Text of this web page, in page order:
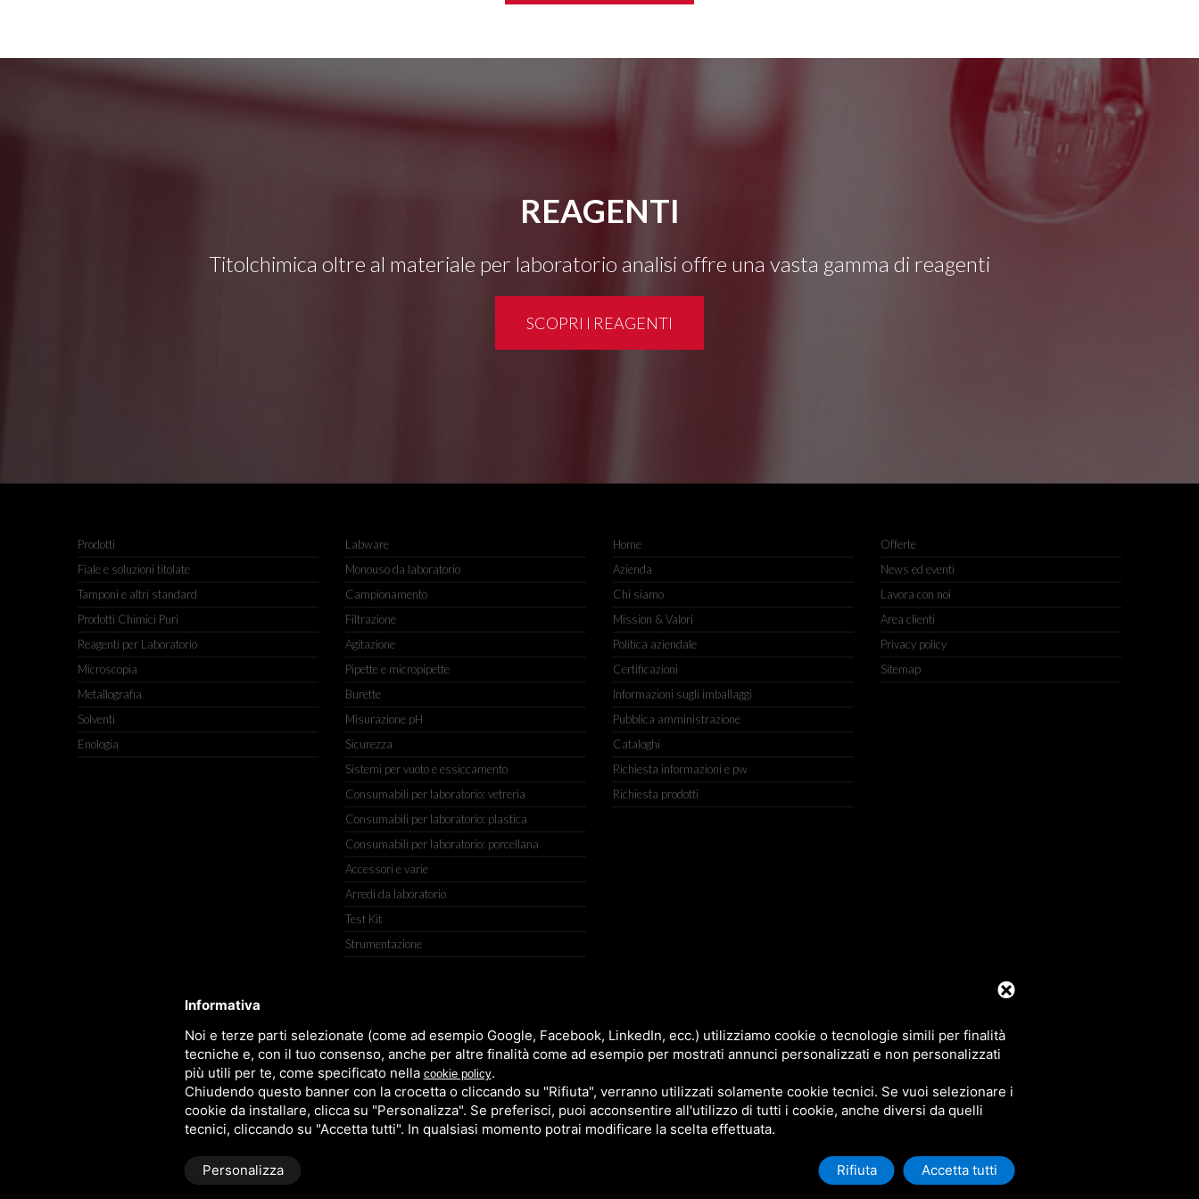
REAGENTI
Titolchimica oltre al materiale per laboratorio analisi offre una vasta gamma di reagenti
SCOPRI I REAGENTI
Informativa
Noi e terze parti selezionate (come ad esempio Google, Facebook, LinkedIn, ecc.) utilizziamo cookie o tecnologie simili per finalità
tecniche e, con il tuo consenso, anche per altre finalità come ad esempio per mostrati annunci personalizzati e non personalizzati
più utili per te, come specificato nella cookie policy.
Chiudendo questo banner con la crocetta o cliccando su "Rifiuta", verranno utilizzati solamente cookie tecnici. Se vuoi selezionare i
cookie da installare, clicca su "Personalizza". Se preferisci, puoi acconsentire all'utilizzo di tutti i cookie, anche diversi da quelli
tecnici, cliccando su "Accetta tutti". In qualsiasi momento potrai modificare la scelta effettuata.
Personalizza Rifiuta Accetta tutti
Prodotti
Fiale e soluzioni titolate
Tamponi e altri standard
Prodotti Chimici Puri
Reagenti per Laboratorio
Microscopia
Metallografia
Solventi
Enologia
Labware
Monouso da laboratorio
Campionamento
Filtrazione
Agitazione
Pipette e micropipette
Burette
Misurazione pH
Sicurezza
Sistemi per vuoto e essiccamento
Consumabili per laboratorio: vetreria
Consumabili per laboratorio: plastica
Consumabili per laboratorio: porcellana
Accessori e varie
Arredi da laboratorio
Test Kit
Strumentazione
Home
Azienda
Chi siamo
Mission & Valori
Politica aziendale
Certificazioni
Informazioni sugli imballaggi
Pubblica amministrazione
Cataloghi
Richiesta informazioni e pw
Richiesta prodotti
Offerte
News ed eventi
Lavora con noi
Area clienti
Privacy policy
Sitemap
TITOLCHIMICA SPA - VIA DELL'ARTIGIANATO, 2 (MACROAREA) 45030 VILLAMARZANA (RO) ITALY, TEL +39 0425 492644. P.I. 00748970290